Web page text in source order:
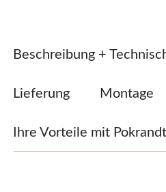
Beschreibung +
Lieferung Montage
Ihre Vorteile mit Pokrandt